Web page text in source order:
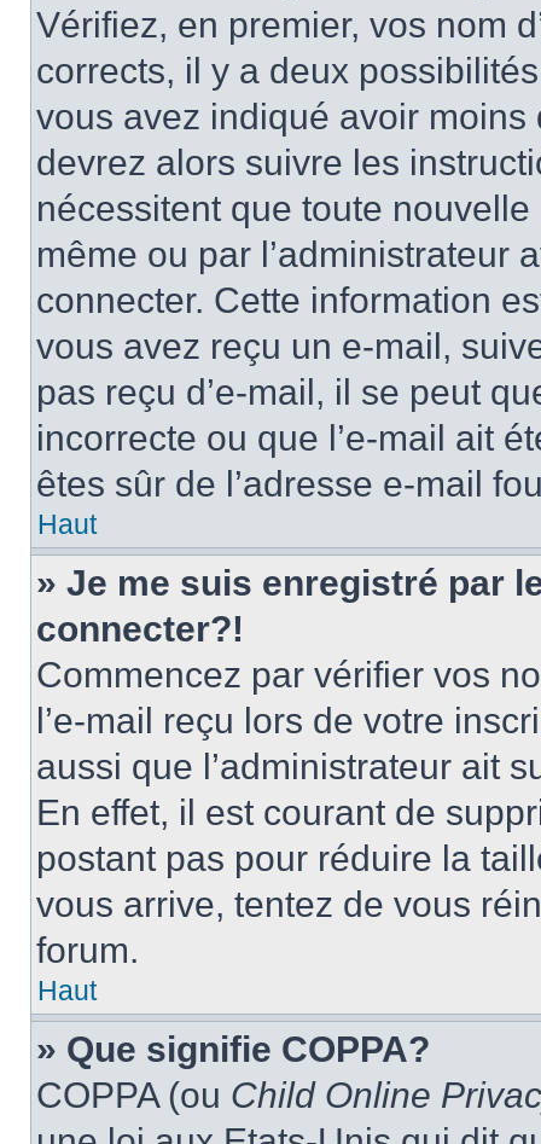
Vérifiez, en premier, vos nom
corrects, il y a deux
vous avez indiqué avoir moins
devrez alors suivre les
nécessitent que toute
même ou par l’administrateur
connecter. Cette information
vous avez reçu un e-mail,
pas reçu d’e-mail, il se peut
incorrecte ou que l’e-mail ait
êtes sûr de l’adresse e-mail
Haut
» Je me suis enregistré par
connecter?!
Commencez par vérifier vos
l’e-mail reçu lors de votre
aussi que l’administrateur ait
En effet, il est courant de
postant pas pour réduire la
vous arrive, tentez de vous
forum.
Haut
» Que signifie COPPA?
COPPA (ou Child Online